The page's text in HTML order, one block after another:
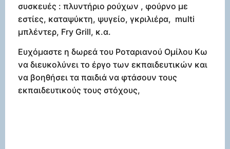
συσκευές : πλυντήριο ρούχων , φούρνο με
εστίες, καταψύκτη, ψυγείο, γκριλιέρα, multi
μπλέντερ, Fry Grill, κ.α.
Ευχόμαστε η δωρεά του Ροταριανού Ομίλου Κω
να διευκολύνει το έργο των εκπαιδευτικών και
να βοηθήσει τα παιδιά να φτάσουν τους
εκπαιδευτικούς τους στόχους,